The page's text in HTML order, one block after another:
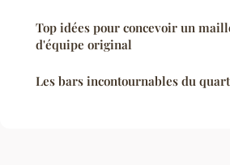
Top idées pour concevoir un
d'équipe original
Les bars incontournables du